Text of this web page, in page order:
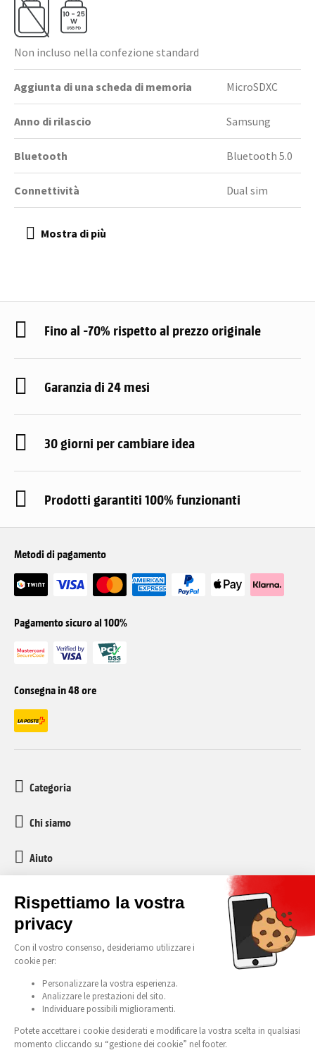
Non incluso nella confezione standard
Aggiunta di una scheda di memoria MicroSDXC
Anno di rilascio Samsung
Bluetooth Bluetooth 5.0
Connettività Dual sim
Fino al -70% rispetto al prezzo originale
Garanzia di 24 mesi
30 giorni per cambiare idea
Prodotti garantiti 100% funzionanti
Metodi di pagamento
Pagamento sicuro al 100%
Consegna in 48 ore
Categoria
Chi siamo
Aiuto
media-markt-refurbished@recommerce.com
Lunedì-Venerdì 08:00-17:00